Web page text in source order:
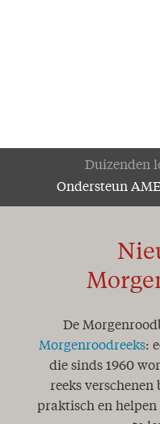
Pas op, word niet
Zeker weten!
Volkomen herstel
Anno Domini
Een geheim..!
Zoek de dingen die
Word innerlijk
Een jaar van onze Heere!
Duizenden
Ondersteun
De
Morgenroodreeks:
die sinds 1960
reeks verschenen
praktisch en helpen